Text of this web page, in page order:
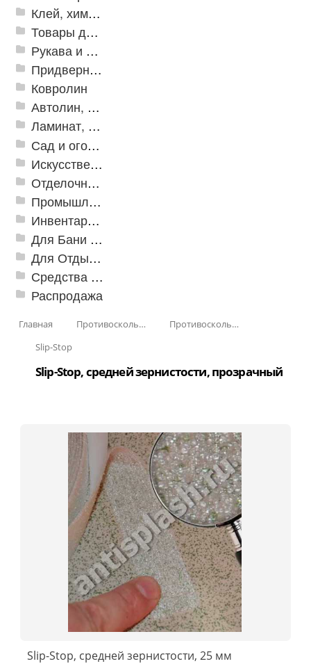
Клей, химия, сопутствующие товары
Товары для дома
Рукава и шланги промышленные
Придверные решетки
Ковролин
Автолин, Транслин, Линолеум
Ламинат, Кварцвиниловая плитка SPC
Сад и огород
Искусственная трава
Отделочные профили
Промышленный текстиль
Инвентарь для клининга
Для Бани и Сауны
Для Отдыха и Пикника
Средства от насекомых и садовых вредителей
Распродажа
Главная Противоскользящая защита для лестниц, профили, ленты
Противоскользящие ленты
Slip-Stop
Slip-Stop, средней зернистости, прозрачный
Slip-Stop, средней зернистости, 25 мм